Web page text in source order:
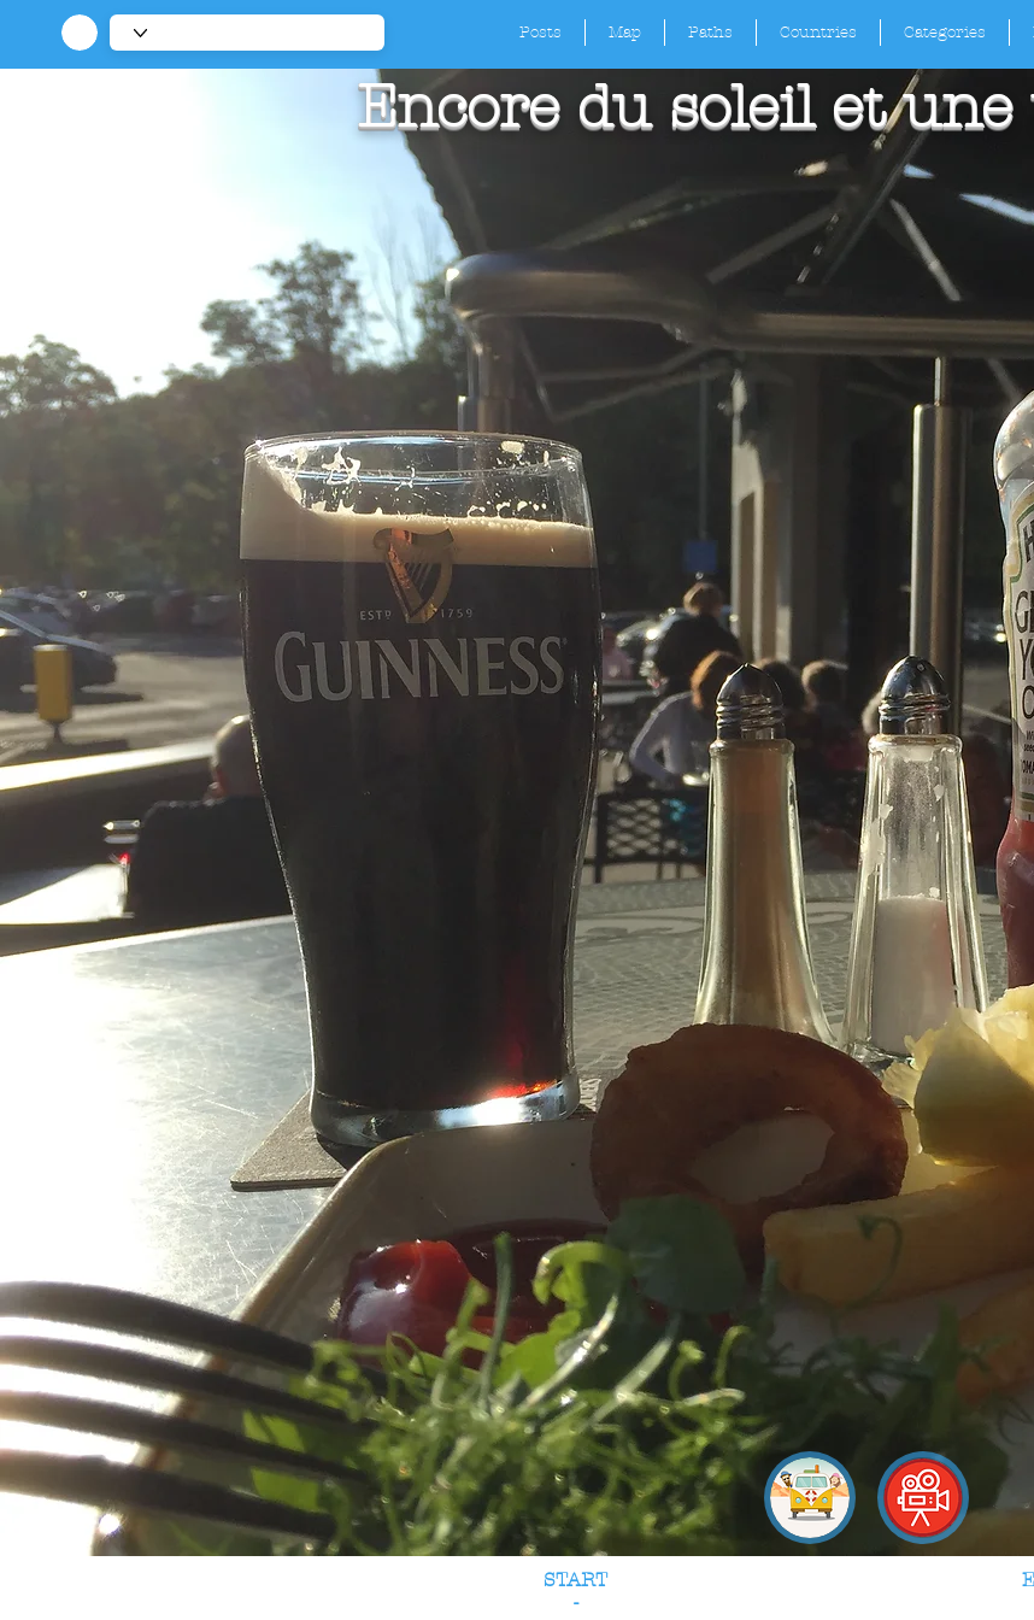
Posts Map Paths Countries Categories
Encore du soleil et une
START
-